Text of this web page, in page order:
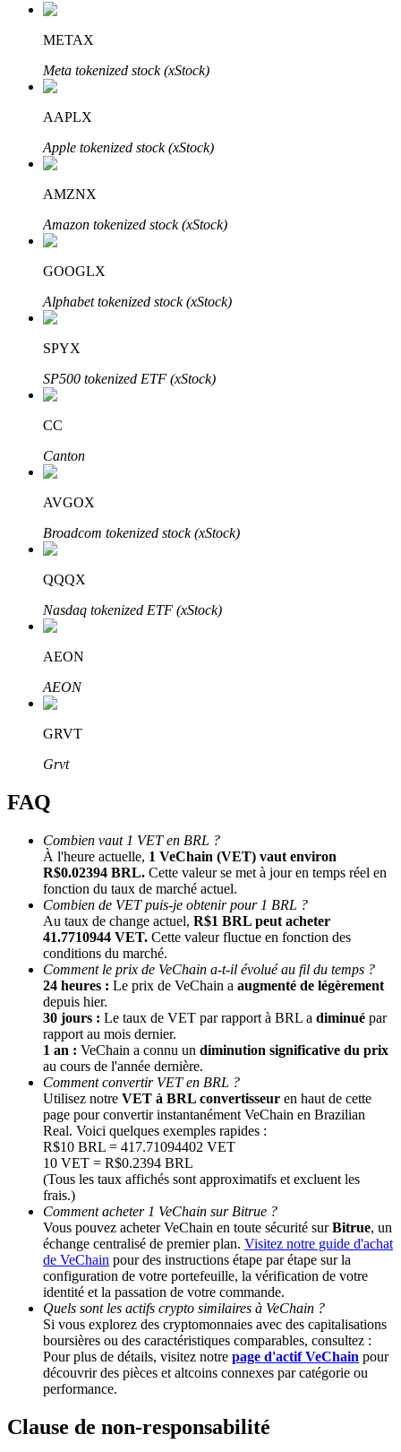
Investissement automobile
Découvrez comment gagner un revenu passif
Bitrue
Partenaires Bitrue
Affiliés Bitrue
Parrainage
Invitez un ami pour recevoir des récompenses en espèces
Deposit CASHCAT & Win
Deposit CASHCAT & Win
Share 500000 CASHCAT prize pool
Exclusive for BitMart Users
Register & Trade to Win 500,000 USDT
METAX
Meta tokenized stock (xStock)
AAPLX
Apple tokenized stock (xStock)
AMZNX
Amazon tokenized stock (xStock)
GOOGLX
Alphabet tokenized stock (xStock)
SPYX
SP500 tokenized ETF (xStock)
CC
Canton
AVGOX
Broadcom tokenized stock (xStock)
QQQX
Nasdaq tokenized ETF (xStock)
AEON
AEON
GRVT
Grvt
FAQ
Combien vaut 1 VET en BRL ?
À l'heure actuelle, 1 VeChain (VET) vaut environ
R$0.02394 BRL. Cette valeur se met à jour en temps réel en
fonction du taux de marché actuel.
Combien de VET puis-je obtenir pour 1 BRL ?
Au taux de change actuel, R$1 BRL peut acheter
41.7710944 VET. Cette valeur fluctue en fonction des
conditions du marché.
Comment le prix de VeChain a-t-il évolué au fil du temps ?
24 heures : Le prix de VeChain a augmenté de légèrement
depuis hier.
30 jours : Le taux de VET par rapport à BRL a diminué par
rapport au mois dernier.
1 an : VeChain a connu un diminution significative du prix
au cours de l'année dernière.
Comment convertir VET en BRL ?
Utilisez notre VET à BRL convertisseur en haut de cette
page pour convertir instantanément VeChain en Brazilian
Real. Voici quelques exemples rapides :
R$10 BRL = 417.71094402 VET
10 VET = R$0.2394 BRL
(Tous les taux affichés sont approximatifs et excluent les
frais.)
Comment acheter 1 VeChain sur Bitrue ?
Vous pouvez acheter VeChain en toute sécurité surBitrue, un
échange centralisé de premier plan. Visitez notre guide d'achat
de VeChain pour des instructions étape par étape sur la
configuration de votre portefeuille, la vérification de votre
identité et la passation de votre commande.
Quels sont les actifs crypto similaires à VeChain ?
Si vous explorez des cryptomonnaies avec des capitalisations
boursières ou des caractéristiques comparables, consultez :
Pour plus de détails, visitez notre page d'actif VeChain pour
découvrir des pièces et altcoins connexes par catégorie ou
performance.
Clause de non-responsabilité